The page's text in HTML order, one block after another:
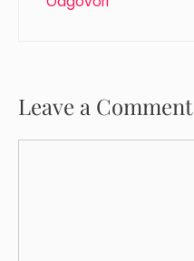
Leave a Comment